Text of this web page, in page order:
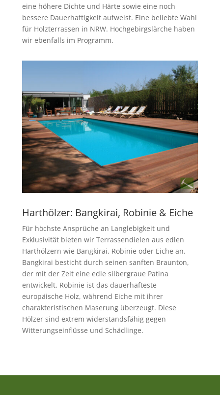
eine höhere Dichte und Härte sowie eine noch
bessere Dauerhaftigkeit aufweist. Eine beliebte Wahl
für Holzterrassen in NRW. Hochgebirgslärche haben
wir ebenfalls im Programm.
Harthölzer: Bangkirai, Robinie & Eiche
Für höchste Ansprüche an Langlebigkeit und
Exklusivität bieten wir Terrassendielen aus edlen
Harthölzern wie Bangkirai, Robinie oder Eiche an.
Bangkirai besticht durch seinen sanften Braunton,
der mit der Zeit eine edle silbergraue Patina
entwickelt. Robinie ist das dauerhafteste
europäische Holz, während Eiche mit ihrer
charakteristischen Maserung überzeugt. Diese
Hölzer sind extrem widerstandsfähig gegen
Witterungseinflüsse und Schädlinge.